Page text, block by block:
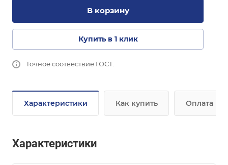
В корзину
Купить в 1 клик
Точное соотвествие ГОСТ.
Характеристики Как купить Оплата
Характеристики